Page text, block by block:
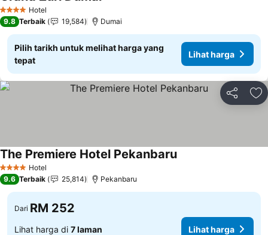
4 BintangHotel
9.8 Terbaik 19,584 Dumai
Pilih tarikh untuk melihat harga yang
tepat
Lihat harga
Kongsi
4 BintangHotel
The Premiere Hotel Pekanbaru
9.6 Terbaik 25,814 Pekanbaru
Dari RM 252
Lihat harga di 7 laman Lihat harga